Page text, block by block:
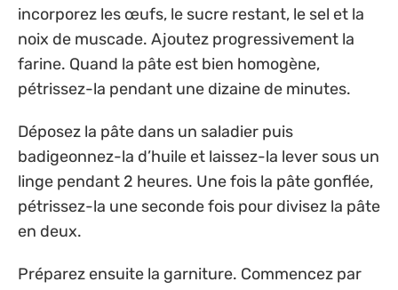
incorporez les œufs, le sucre restant, le sel et la
noix de muscade. Ajoutez progressivement la
farine. Quand la pâte est bien homogène,
pétrissez-la pendant une dizaine de minutes.
Déposez la pâte dans un saladier puis
badigeonnez-la d’huile et laissez-la lever sous un
linge pendant 2 heures. Une fois la pâte gonflée,
pétrissez-la une seconde fois pour divisez la pâte
en deux.
Préparez ensuite la garniture. Commencez par